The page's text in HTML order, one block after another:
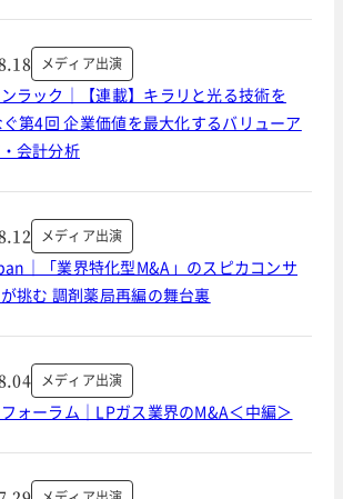
メディア出演
ラック｜【連載】キラリと光る技術を
第4回 企業価値を最大化するバリューア
会計分析
メディア出演
｜「業界特化型M&A」のスピカコンサ
挑む 調剤薬局再編の舞台裏
メディア出演
ォーラム｜LPガス業界のM&A＜中編＞